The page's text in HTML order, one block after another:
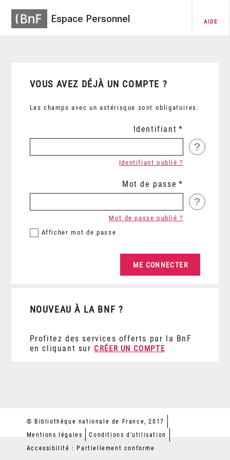
Espace Personnel AIDE
VOUS AVEZ DÉJÀ UN COMPTE ?
Les champs avec un astérisque sont obligatoires.
Identifiant
?
Identifiant oublié ?
Mot de passe
?
Afficher mot de passe
Mot de passe oublié ?
NOUVEAU À LA BNF ?
Profitez des services offerts par la BnF
en cliquant sur CRÉER UN COMPTE
© Bibliothèque nationale de France, 2017
Mentions légales
Conditions d'utilisation
Accessibilité : Partiellement conforme